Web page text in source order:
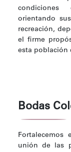
orientando
recreación,
el firme
esta población
Bodas
unión de las